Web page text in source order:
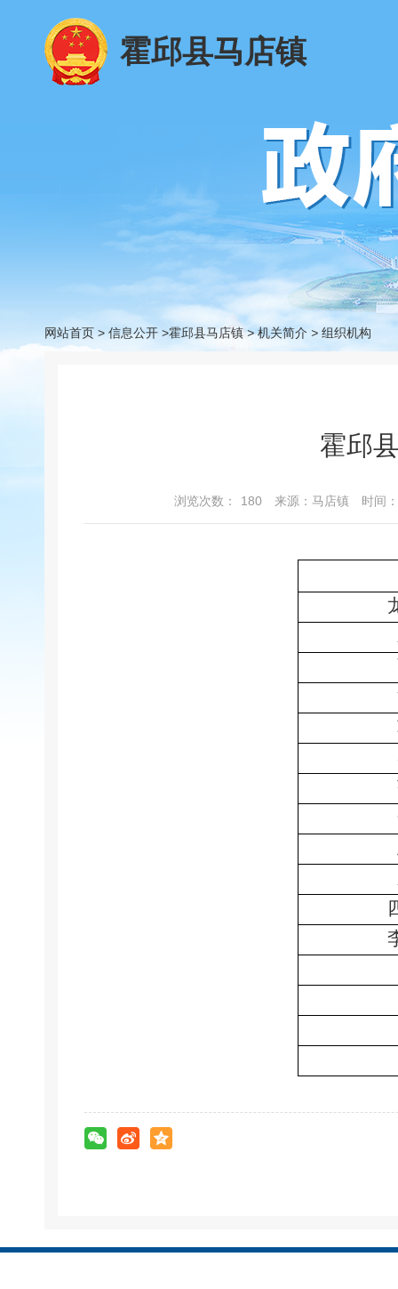
霍邱县马店镇
网站首页 > 信息公开 >霍邱县马店镇> 机关简介 > 组织机构
霍邱
浏览次数： 180 来源：马店镇 时间